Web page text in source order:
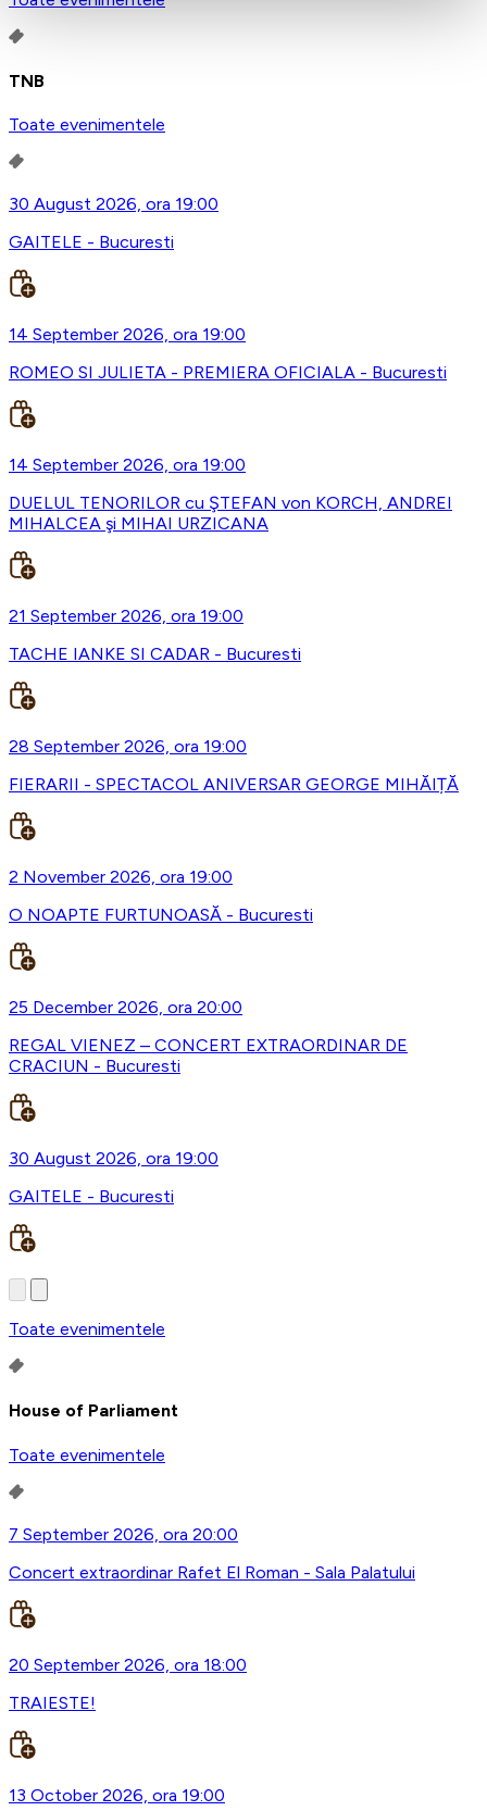
TNB
Toate evenimentele
30 August 2026, ora 19:00
GAITELE - Bucuresti
14 September 2026, ora 19:00
ROMEO SI JULIETA - PREMIERA OFICIALA - Bucuresti
14 September 2026, ora 19:00
DUELUL TENORILOR cu ŞTEFAN von KORCH, ANDREI
MIHALCEA şi MIHAI URZICANA
21 September 2026, ora 19:00
TACHE IANKE SI CADAR - Bucuresti
28 September 2026, ora 19:00
FIERARII - SPECTACOL ANIVERSAR GEORGE MIHĂIȚĂ
2 November 2026, ora 19:00
O NOAPTE FURTUNOASĂ - Bucuresti
25 December 2026, ora 20:00
REGAL VIENEZ – CONCERT EXTRAORDINAR DE
CRACIUN - Bucuresti
30 August 2026, ora 19:00
GAITELE - Bucuresti
Toate evenimentele
House of Parliament
Toate evenimentele
7 September 2026, ora 20:00
Concert extraordinar Rafet El Roman - Sala Palatului
20 September 2026, ora 18:00
TRAIESTE!
13 October 2026, ora 19:00